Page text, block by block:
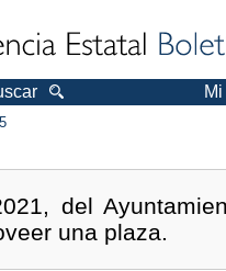
del
una plaza.